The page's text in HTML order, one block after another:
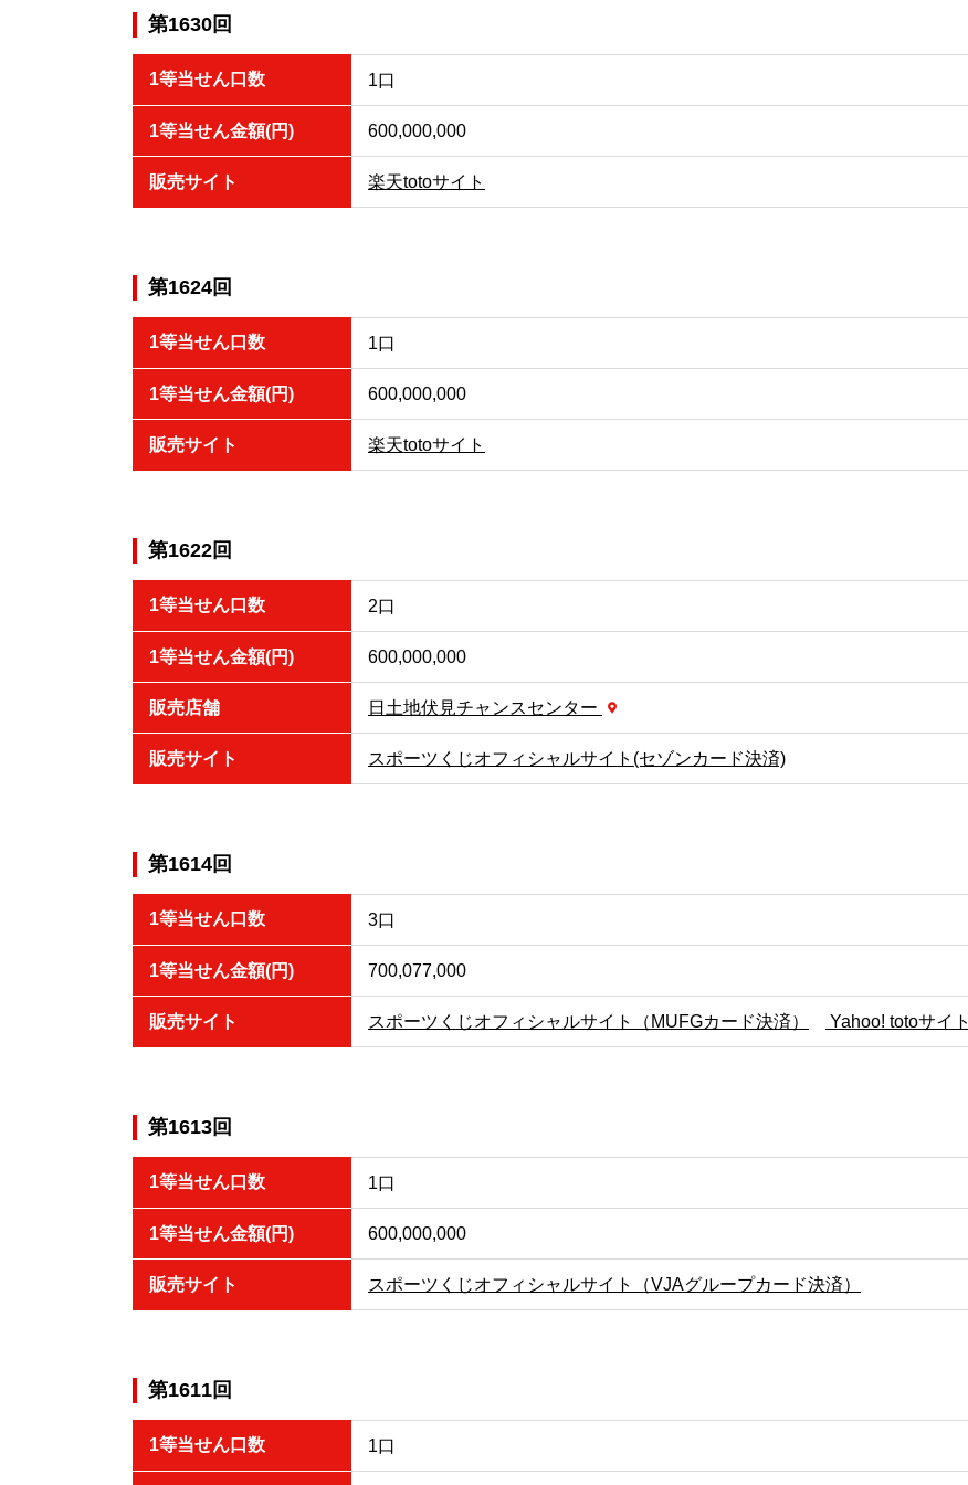
第1630回
1等当せん口数 1口
1等当せん金額(円) 600,000,000
販売サイト 楽天totoサイト
第1624回
1等当せん口数 1口
1等当せん金額(円) 600,000,000
販売サイト 楽天totoサイト
第1622回
1等当せん口数 2口
1等当せん金額(円) 600,000,000
販売店舗 日土地伏見チャンスセンター
販売サイト スポーツくじオフィシャルサイト(セゾンカード決済)
第1614回
1等当せん口数 3口
1等当せん金額(円) 700,077,000
販売サイト スポーツくじオフィシャルサイト（MUFGカード決済） Yahoo! totoサイト
第1613回
1等当せん口数 1口
1等当せん金額(円) 600,000,000
販売サイト スポーツくじオフィシャルサイト（VJAグループカード決済）
第1611回
1等当せん口数 1口